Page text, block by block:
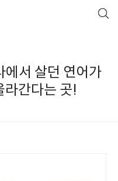
서 살던 연어가
라간다는 곳!